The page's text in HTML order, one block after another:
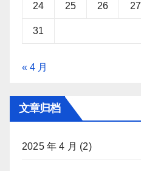
24 25 26 27
31
« 4 月
文章归档
2025 年 4 月 (2)